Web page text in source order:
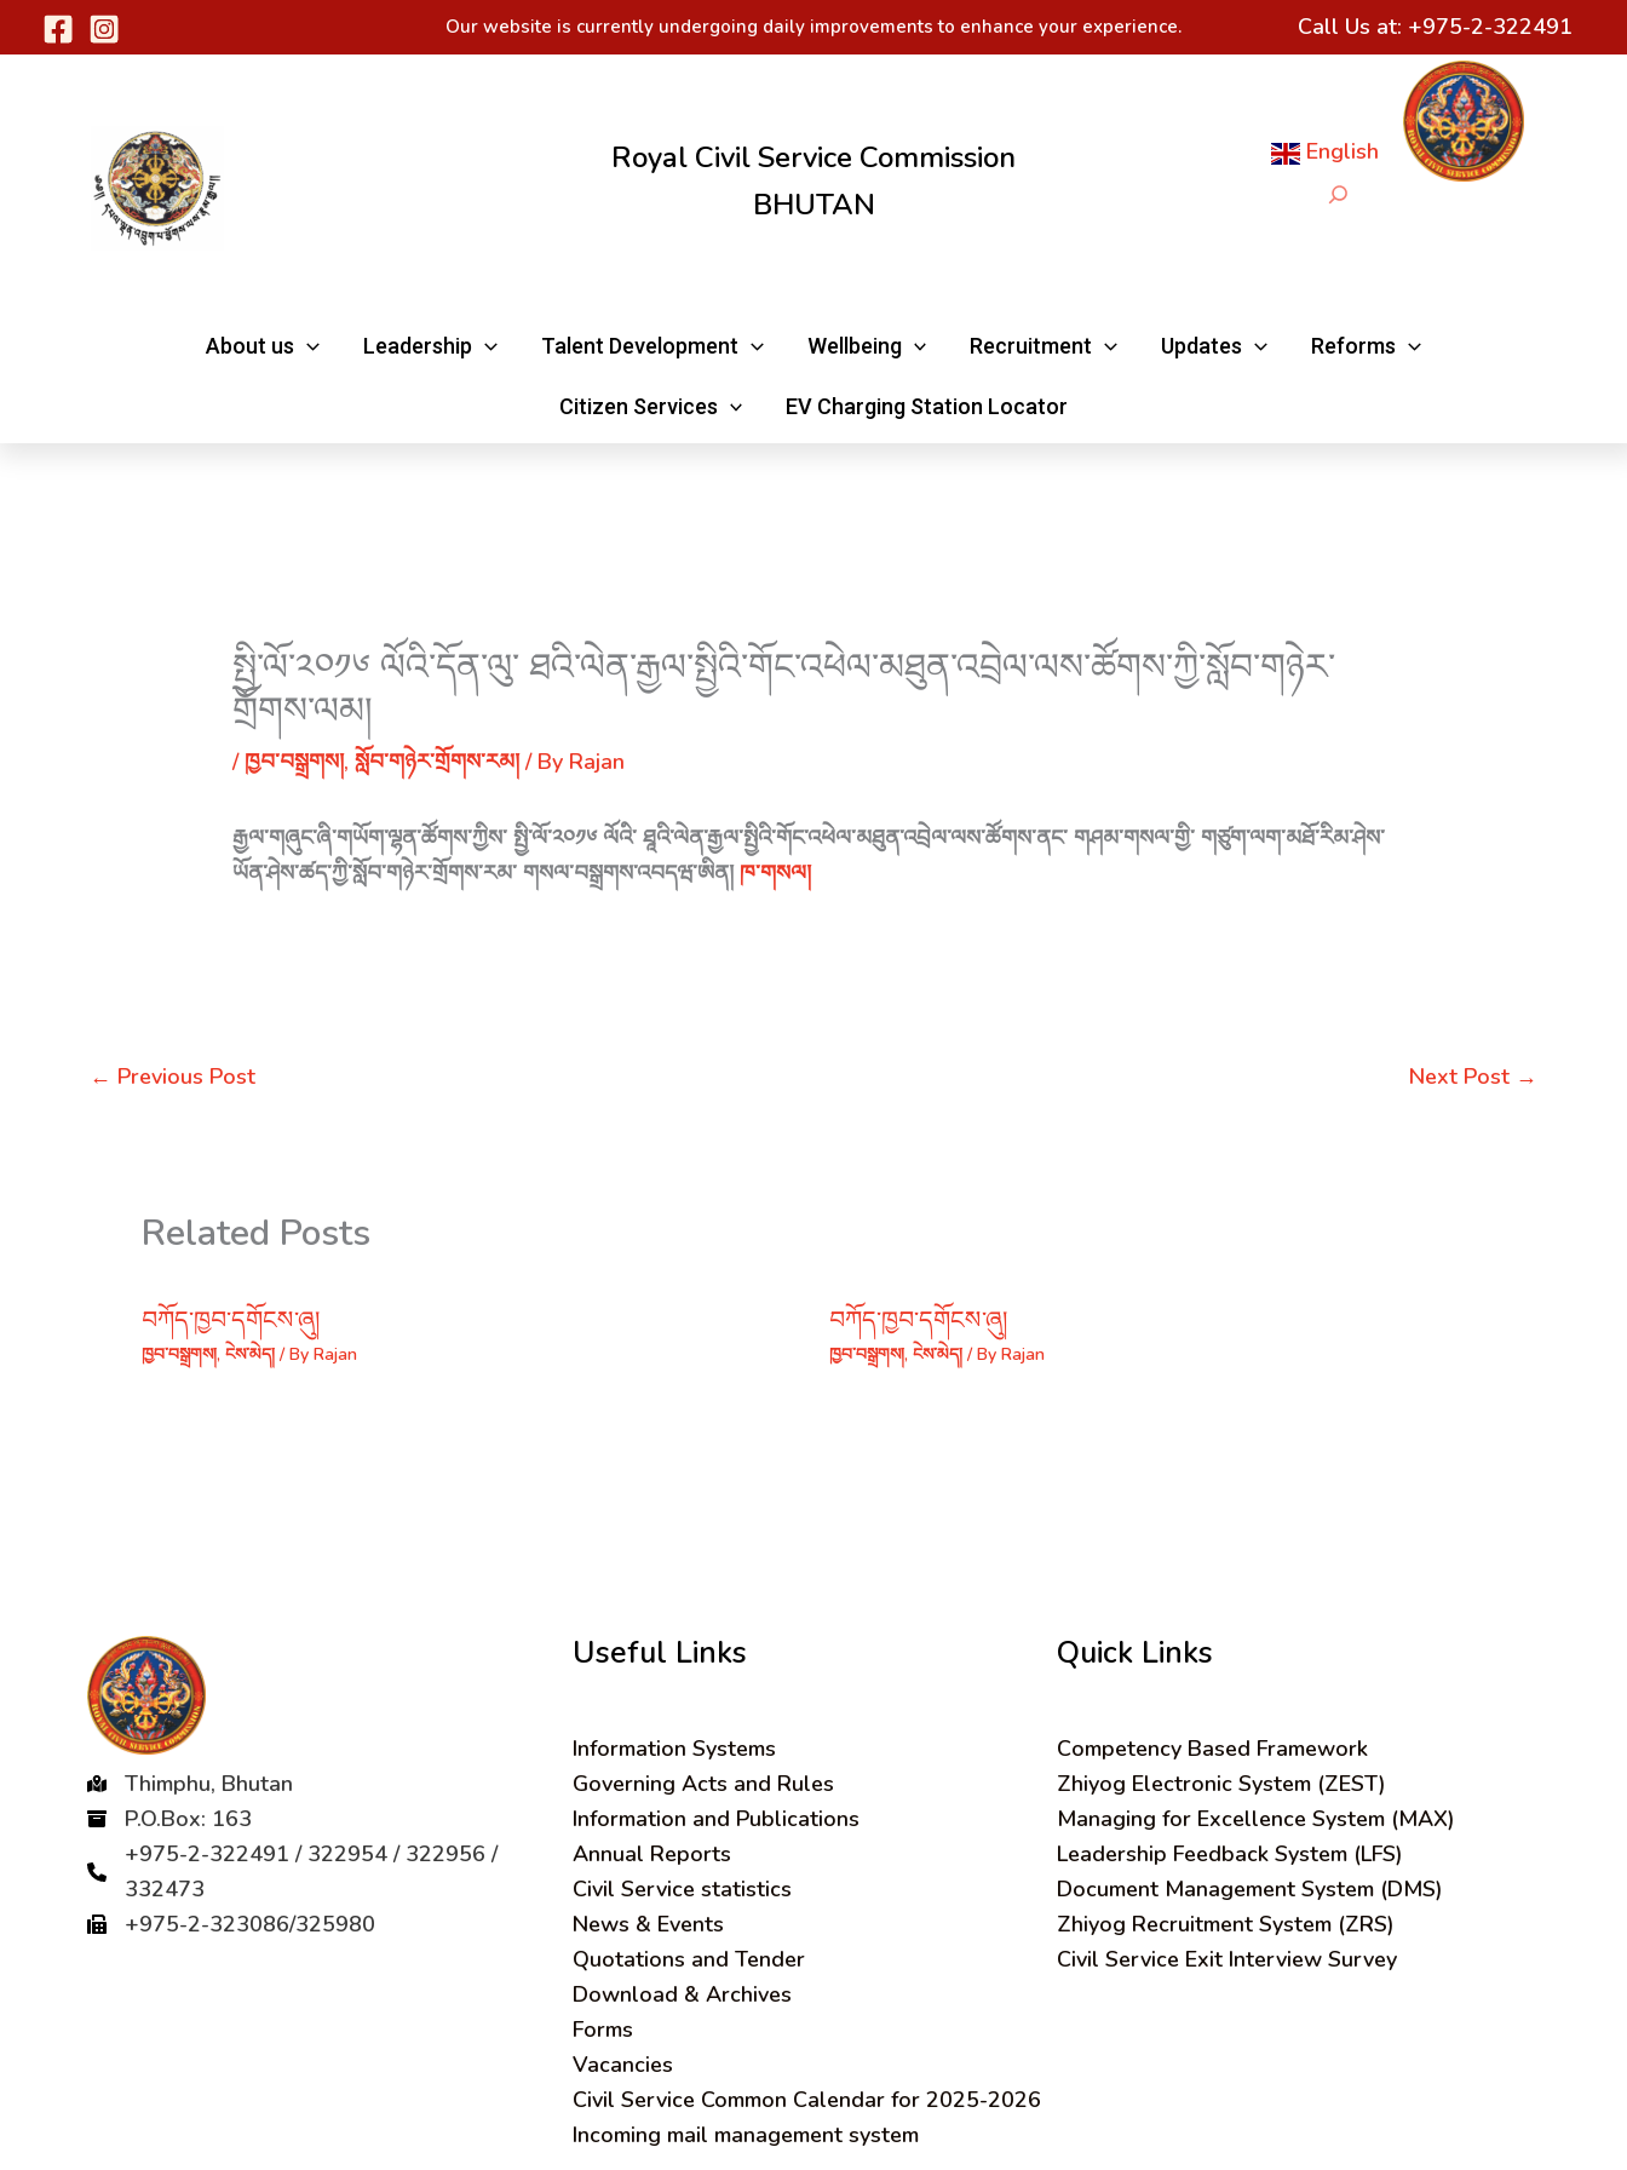
to
Our website is currently undergoing daily improvements to enhance your experience. Call Us at: +975-2-322491
Royal Civil Service Commission
BHUTAN
English
Search
About us Leadership Talent Development Wellbeing Recruitment Updates Reforms
Citizen Services EV Charging Station Locator
སྤྱི་ལོ་༢༠༡༦ ལོའི་དོན་ལུ་ ཐའི་ལེན་རྒྱལ་སྤྱིའི་གོང་འཕེལ་མཐུན་འབྲེལ་ལས་ཚོགས་ཀྱི་སློབ་གཉེར་
གྲོགས་ལམ།
/ ཁྱབ་བསྒྲགས།,སློབ་གཉེར་གྲོགས་རམ།/ By Rajan
རྒྱལ་གཞུང་ཞི་གཡོག་ལྷན་ཚོགས་ཀྱིས་ སྤྱི་ལོ་༢༠༡༦ ལོའི་ ཐཱའི་ལེན་རྒྱལ་སྤྱིའི་གོང་འཕེལ་མཐུན་འབྲེལ་ལས་ཚོགས་ནང་ གཤམ་གསལ་གྱི་ གཙུག་ལག་མཐོ་རིམ་ཤེས་
ཡོན་ཤེས་ཚད་ཀྱི་སློབ་གཉེར་གྲོགས་རམ་ གསལ་བསྒྲགས་འབདཝ་ཨིན། ཁ་གསལ།
← Previous Post Next Post →
Related Posts
བཀོད་ཁྱབ་དགོངས་ཞུ།
ཁྱབ་བསྒྲགས།, ངེས་མེད། / By Rajan
བཀོད་ཁྱབ་དགོངས་ཞུ།
ཁྱབ་བསྒྲགས།, ངེས་མེད།/ By Rajan
Thimphu, Bhutan
P.O.Box: 163
+975-2-322491 / 322954 / 322956 /
332473
+975-2-323086/325980
Useful Links
Information Systems
Governing Acts and Rules
Information and Publications
Annual Reports
Civil Service statistics
News & Events
Quotations and Tender
Download & Archives
Forms
Vacancies
Civil Service Common Calendar for 2025-2026
Incoming mail management system
Quick Links
Competency Based Framework
Zhiyog Electronic System (ZEST)
Managing for Excellence System (MAX)
Leadership Feedback System (LFS)
Document Management System (DMS)
Zhiyog Recruitment System (ZRS)
Civil Service Exit Interview Survey